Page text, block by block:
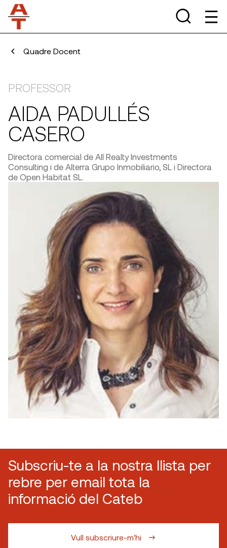
Quadre Docent
PROFESSOR
AIDA PADULLÉS
CASERO
Directora comercial de All Realty Investments
Consulting i de Alterra Grupo Inmobiliario, SL i Directora
de Open Habitat SL.
Subscriu-te a la nostra llista per
rebre per email tota la
informació del Cateb
Vull subscriure-m'hi